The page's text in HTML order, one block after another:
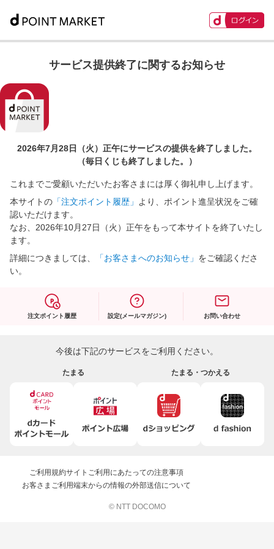
サービス提供終了に関するお知らせ
2026年7月28日（火）正午にサービスの提供を終了しました。
（毎日くじも終了しました。）
これまでご愛顧いただいたお客さまには厚く御礼申し上げます。
本サイトの 「注文ポイント履歴」
より、ポイント進呈状況をご確
認いただけます。
なお、2026年10月27日（火）正午をもって本サイトを終了いたし
ます。
詳細につきましては、
「お客さまへのお知らせ」 をご確認くださ
い。
注文ポイント履歴 設定(メールマガジン) お問い合わせ
今後は下記のサービスをご利用ください。
たまる たまる・つかえる
ご利用規約サイトご利用にあたっての注意事項
お客さまご利用端末からの情報の外部送信について
© NTT DOCOMO